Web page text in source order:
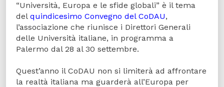
“Università, Europa e le sfide globali” è il tema
del quindicesimo Convegno del CoDAU,
l’associazione che riunisce i Direttori Generali
delle Università italiane, in programma a
Palermo dal 28 al 30 settembre.
Quest’anno il CoDAU non si limiterà ad affrontare
la realtà italiana ma guarderà all’Europa per